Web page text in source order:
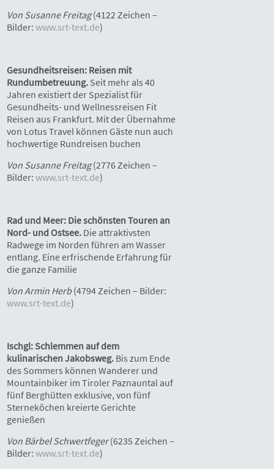
Von Susanne Freitag(4122 Zeichen –
Bilder: www.srt-text.de)
Gesundheitsreisen: Reisen mit
Rundumbetreuung. Seit mehr als 40
Jahren existiert der Spezialist für
Gesundheits- und Wellnessreisen Fit
Reisen aus Frankfurt. Mit der Übernahme
von Lotus Travel können Gäste nun auch
hochwertige Rundreisen buchen
Von Susanne Freitag(2776 Zeichen –
Bilder: www.srt-text.de)
Rad und Meer: Die schönsten Touren an
Nord- und Ostsee. Die attraktivsten
Radwege im Norden führen am Wasser
entlang. Eine erfrischende Erfahrung für
die ganze Familie
Von Armin Herb(4794 Zeichen – Bilder:
www.srt-text.de)
Ischgl: Schlemmen auf dem
kulinarischen Jakobsweg. Bis zum Ende
des Sommers können Wanderer und
Mountainbiker im Tiroler Paznauntal auf
fünf Berghütten exklusive, von fünf
Sterneköchen kreierte Gerichte
genießen
Von Bärbel Schwertfeger(6235 Zeichen –
Bilder: www.srt-text.de)